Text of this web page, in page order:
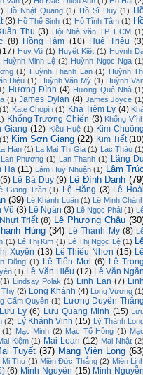
Hồ Nhật Quang (1) Hồ Sĩ Duy (1)
(3) Hồ Thế Sinh (1) Hồ Tĩnh Tâm (1)
Thu (3) Hội Nhà văn TP. HCM
(8) Hồng Tâm (10) Huệ Triệu
(17) Huy Vũ (1) Huyết Kiệt (1) Huỳnh
Huỳnh Minh Lệ (2) Huỳnh Ngọc Nga
(1) Huỳnh Thanh Lan (1) Huỳnh
Diệu (1) Huỳnh Văn Mỹ (1) Huỳnh
Hương Đình (4) Hương Quê Nhà
(1) James Dylan (4) James Joyce
(1) Kate Chopin (1) Kha Tiệm Ly (4)
Khổng Trường Chiến (3) Khổng
Giang (12) Kiều Huệ (1) Kim
(1) Kim Sơn Giang (22) Kim Tiết
Hán (1) La Mai Thi Gia (1) Lạc Thảo
Lan Phương (1) Lan Thanh (1) Lãng
Hạ (11) Lâm Huy Nhuận (1) Lâm
(5) Lê Bá Duy (9) Lê Đình Danh
Giang Trần (1) Lệ Hằng (3) Lê
(39) Lê Khánh Luận (1) Lê Minh
Vũ (3) Lê Ngân (3) Lê Ngọc Phái (1)
Triết (8) Lê Phương Châu
Hùng (34) Lê Thanh My (8)
(1) Lê Thị Kim (1) Lê Thị Ngọc Lệ (1)
Xuyên (13) Lê Thiếu Nhơn (15)
Dũng (1) Lê Tiến Mợi (6) Lê
(1) Lê Văn Hiếu (12) Lê Văn
(1) Lindsay Polak (1) Linh Lan (7)
Thy (2) Long Khánh (4) Long Vương
Cẩm Quyên (1) Lương Duyên
Lưu Ly (6) Lưu Quang Minh (15)
(2) Lý Khánh Vinh (15) Lý Thành
(1) Mạc Minh (2) Mạc Tố Hồng (1)
Kiệm (1) Mai Loan (12) Mai Nhật
Tuyết (37) Mang Viên Long
Mi Thu (1) Miên Đức Thắng (2) Miên
(6) Minh Nguyên (15) Minh